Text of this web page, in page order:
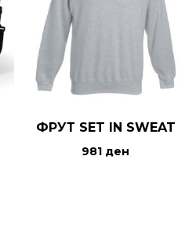
ФРУТ SET IN SWEAT
981 ден